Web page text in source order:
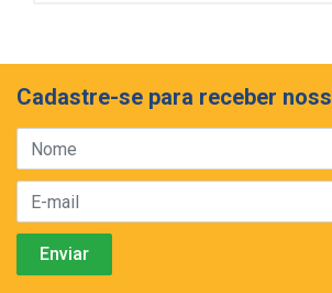
Cadastre-se para receber